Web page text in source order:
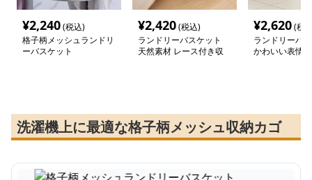
¥2,240(税込)
格子柄メッシュランドリ
ーバスケット
¥2,420(税込)
ランドリーバスケット
天然素材 レース付き収
¥2,620(税
ランドリーバ
かわいい表情
洗濯機上に最適な格子柄メッシュ収納カゴ